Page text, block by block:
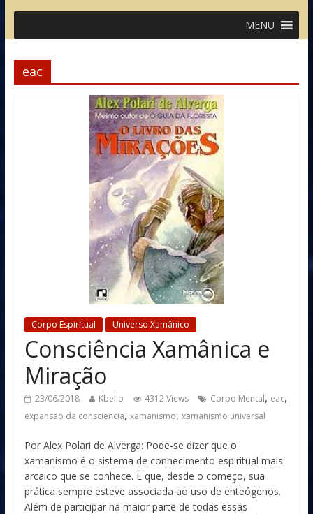
MENU
eac
Corpo Espiritual Universo Xamânico
Consciência Xamânica e
Miração
23/06/2018 Kbello 4312 Views Corpo Mental, eac,
expansão da consciencia, xamanismo, xamanismo universal
Por Alex Polari de Alverga: Pode-se dizer que o
xamanismo é o sistema de conhecimento espiritual mais
arcaico que se conhece. E que, desde o começo, sua
prática sempre esteve associada ao uso de enteógenos.
Além de participar na maior parte de todas essas